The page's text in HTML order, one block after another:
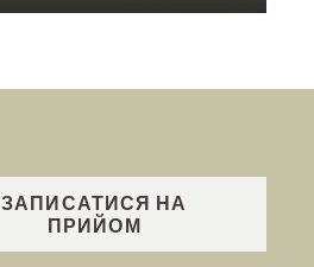
ЗАПИСАТИСЯ НА
ПРИЙОМ